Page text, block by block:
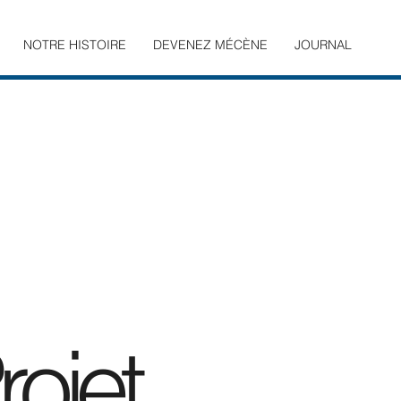
NOTRE HISTOIRE DEVENEZ MÉCÈNE JOURNAL